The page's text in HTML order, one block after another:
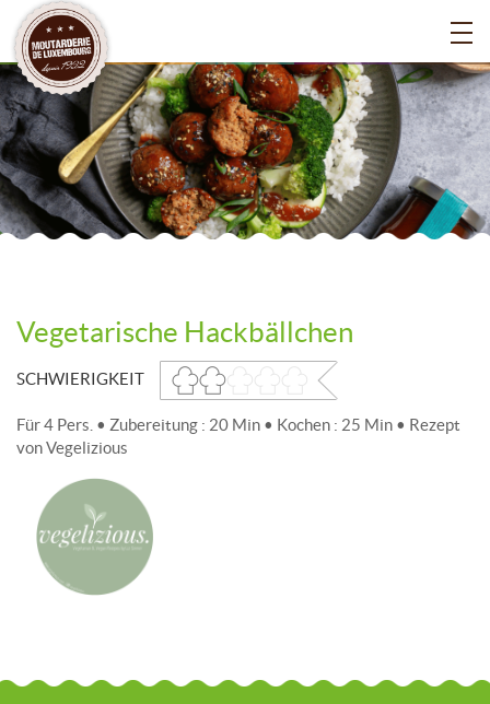
Vegetarische Hackbällchen
SCHWIERIGKEIT
Für 4 Pers. • Zubereitung : 20 Min • Kochen : 25 Min • Rezept
von Vegelizious